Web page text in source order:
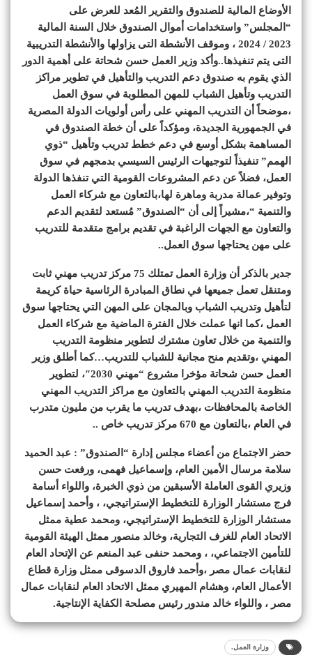
الأوضاع المالية للصندوق والتقرير المُعد للعرض على
“المجلس” واستخدامات أموال الصندوق خلال السنة المالية
2023 / 2024 ، وموقف الأنشطة التى يزاولها والأنشطة التدريبية
التى يتم تنفيذها..وأكد وزير العمل حسن شحاتة على أهمية الدور
الذي يقوم به صندوق دعم التدريب والتأهيل في تطوير مراكز
التدريب وتأهيل الشباب للمهن المطلوبة في سوق العمل
،موضحاً أن التدريب المهني على رأس أولويات الدولة المصرية
في الجمهورية الجديدة، ومؤكداً على أن خطة الصندوق في
المساهمة بشكل أوسع في دعم خطط تدريب وتأهيل “ذوي
الهمم” تنفيذاً لتوجيهات الرئيس السيسي بدمجهم في سوق
العمل، فضلاً عن دعم المشروعات القومية التي تنفذها الدولة
وتوفير عمالة مدربة وماهرة لها،بالتعاون مع شركاء العمل
والتنمية “،مشيراً إلى أن “الصندوق” مُستعد لتقديم الدعم
والتعاون مع الجهات الراغبة في تقديم برامج متقدمة للتدريب
على مهن يحتاجها سوق العمل..
جدير بالذكر أن وزارة العمل تمتلك 75 مركز تدريب مهني ثابت
ومتنقل تعمل جميعها في نطاق المبادرة الرئاسية حياة كريمة
لتأهيل وتدريب الشباب وبالمجان على المهن التي يحتاجها سوق
العمل ،كما انها عملت خلال الفترة الماضية مع شركاء العمل
والتنمية من خلال تعاون مشترك لتطوير منظومة التدريب
المهني ،وتقديم منح مجانية للشباب للتدريب…كما أطلق وزير
العمل حسن شحاتة مؤخرا مشروع “مهني 2030″، لتطوير
منظومة التدريب المهني بالتعاون مع مراكز التدريب المهني
الخاصة بالمحافظات ،بهدف تدريب ما يقرب من مليون متدرب
في العام ،بالتعاون مع 670 مركز تدريب خاص ..
حضر الاجتماع من أعضاء مجلس إدارة “الصندوق” : عبد الحميد
سلامة مرسال الأمين العام، وإسماعيل فهمى، ورفعت حسن
وزيري القوى العاملة الأسبقين من ذوي الخبرة، واللواء أسامة
فرج مستشار الوزارة للتخطيط الإستراتيجي، ، وأحمد إسماعيل
مستشار الوزارة للتخطيط الإستراتيجي، ومحمد عطية ممثل
الاتحاد العام للغرف التجارية، وخالد منصور ممثل الهيئة القومية
للتأمين الاجتماعي، ، ومحمد حنفى عبد المنعم عن الإتحاد العام
لنقابات عمال مصر ،وأحمد فاروق الدسوقى ممثل وزارة قطاع
الأعمال العام، وهشام المهيري ممثل الاتحاد العام لنقابات عمال
مصر ، واللواء خالد مندور رئيس مصلحة الكفاية الإنتاجية.
وزارة العمل.